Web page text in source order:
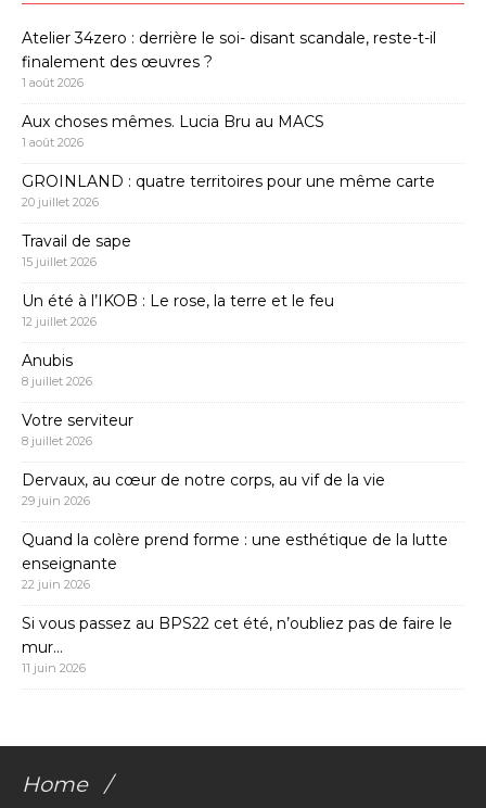
Atelier 34zero : derrière le soi- disant scandale, reste-t-il
finalement des œuvres ?
1 août 2026
Aux choses mêmes. Lucia Bru au MACS
1 août 2026
GROINLAND : quatre territoires pour une même carte
20 juillet 2026
Travail de sape
15 juillet 2026
Un été à l’IKOB : Le rose, la terre et le feu
12 juillet 2026
Anubis
8 juillet 2026
Votre serviteur
8 juillet 2026
Dervaux, au cœur de notre corps, au vif de la vie
29 juin 2026
Quand la colère prend forme : une esthétique de la lutte
enseignante
22 juin 2026
Si vous passez au BPS22 cet été, n’oubliez pas de faire le
mur…
11 juin 2026
Home